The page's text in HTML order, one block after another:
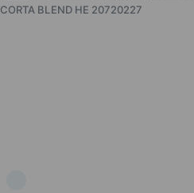
CORTA BLEND HE 20720227